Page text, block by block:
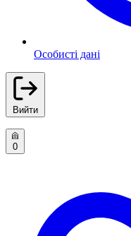
Особисті дані
Вийти
0